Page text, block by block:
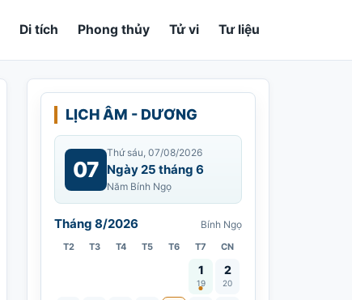
Di tích Phong thủy Tử vi Tư liệu
LỊCH ÂM - DƯƠNG
07
Thứ sáu, 07/08/2026
Ngày 25 tháng 6
Năm Bính Ngọ
Tháng 8/2026 Bính Ngọ
T2 T3 T4 T5 T6 T7 CN
1
19
Vía Quán Thế Âm thành đạo
2
20